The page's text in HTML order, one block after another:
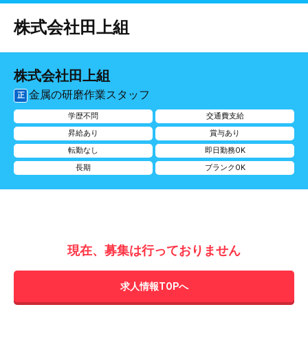
株式会社田上組
株式会社田上組
正 金属の研磨作業スタッフ
学歴不問
交通費支給
昇給あり
賞与あり
転勤なし
即日勤務OK
長期
ブランクOK
現在、募集は行っておりません
求人情報TOPへ